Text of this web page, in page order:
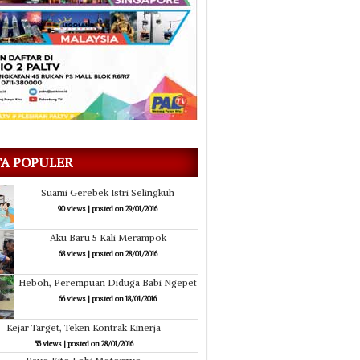
POPULER
Suami Gerebek Istri Selingkuh
90 views |posted on 29/01/2016
Aku Baru 5 Kali Merampok
68 views|posted on 28/01/2016
Heboh, Perempuan Diduga Babi Ngepet
66 views |posted on 18/01/2016
Kejar Target, Teken Kontrak Kinerja
55 views|posted on 28/01/2016